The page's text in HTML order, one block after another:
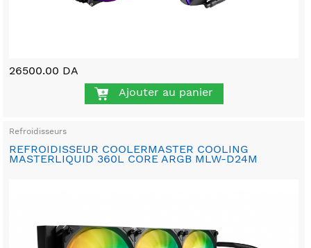
26500.00 DA
Ajouter au panier
Refroidisseurs
REFROIDISSEUR COOLERMASTER COOLING
MASTERLIQUID 360L CORE ARGB MLW-D24M